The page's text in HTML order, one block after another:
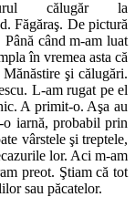
călugăr la
Făgăraş. De pictură
când m-am luat
în vremea asta că
şi călugări.
L-am rugat pe el
A primit-o. Aşa au
iarnă, probabil prin
vârstele şi treptele,
lor. Aci m-am
preot. Ştiam că tot
sau păcatelor.